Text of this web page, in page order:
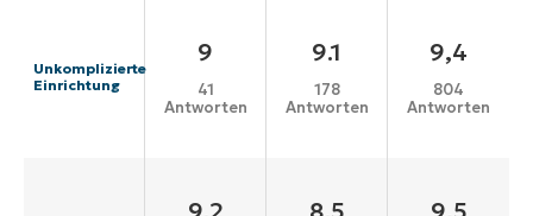
Unkomplizierte
Einrichtung
9
41
Antworten
9.1
178
Antworten
9,4
804
Antworten